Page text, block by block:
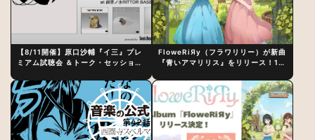
【8/11開催】原口沙輔『イ三』プレ
ミアム試聴会 ＆トーク・セッション
制作秘話
FloweRiЯy（フラワリリー）が新曲
『青いアマリリス』をリリース！1st